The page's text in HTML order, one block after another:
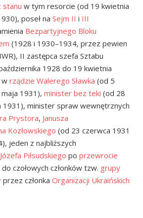
stanu w tym resorcie (od 19 kwietnia
poseł na Sejm II i III
Bezpartyjnego Bloku
(1928 i 1930–1934, przez pewien
II zastępca szefa Sztabu
1928 do 19 kwietnia
rządzie Walerego Sławka (od 5
1931), minister bez teki (od 28
1931), minister spraw wewnętrznych
Prystora, Janusza
Kozłowskiego (od 23 czerwca 1931
jeden z najbliższych
Józefa Piłsudskiego po przewrocie
do czołowych członków tzw. grupy
przez członka Organizacji Ukraińskich